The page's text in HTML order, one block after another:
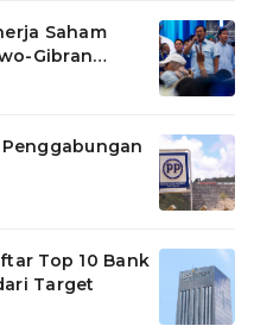
Saham
Gibran
Top 10 Bank
Target